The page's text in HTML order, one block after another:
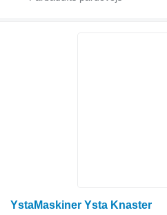
YstaMaskiner Ysta Knaster